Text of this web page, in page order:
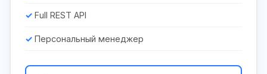
Full REST API
Персональный менеджер